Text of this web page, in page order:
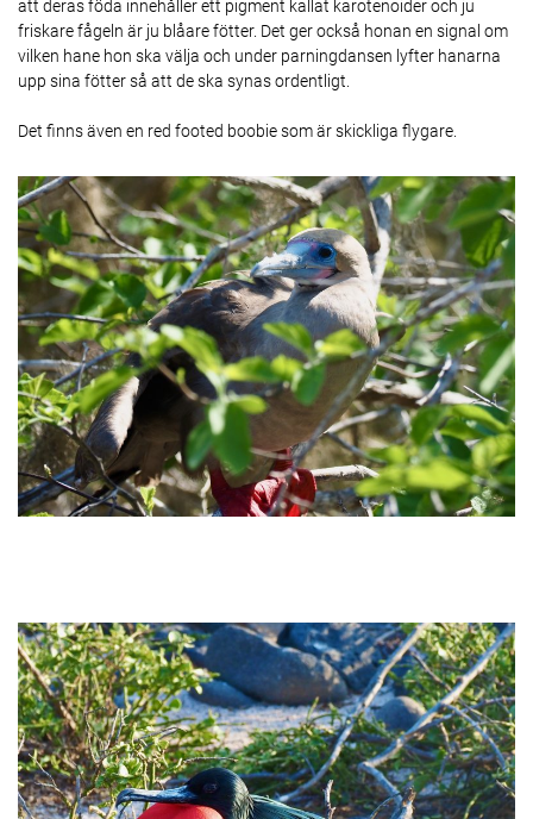
att deras föda innehåller ett pigment kallat karotenoider och ju
friskare fågeln är ju blåare fötter. Det ger också honan en signal om
vilken hane hon ska välja och under parningdansen lyfter hanarna
upp sina fötter så att de ska synas ordentligt.
Det finns även en red footed boobie som är skickliga flygare.